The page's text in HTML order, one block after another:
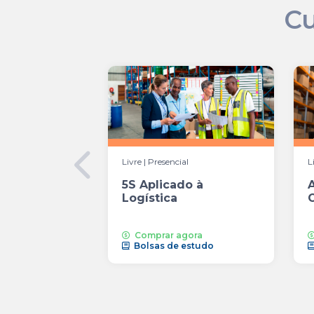
Livre | Presencial
5S Aplicado à
Logística
Comprar agora
Bolsas de estudo